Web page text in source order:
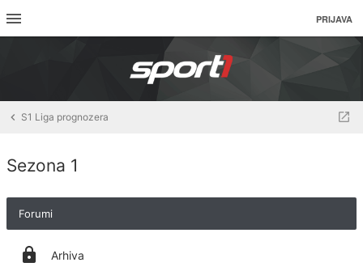
PRIJAVA
S1 Liga prognozera
Sezona 1
Forumi
Arhiva